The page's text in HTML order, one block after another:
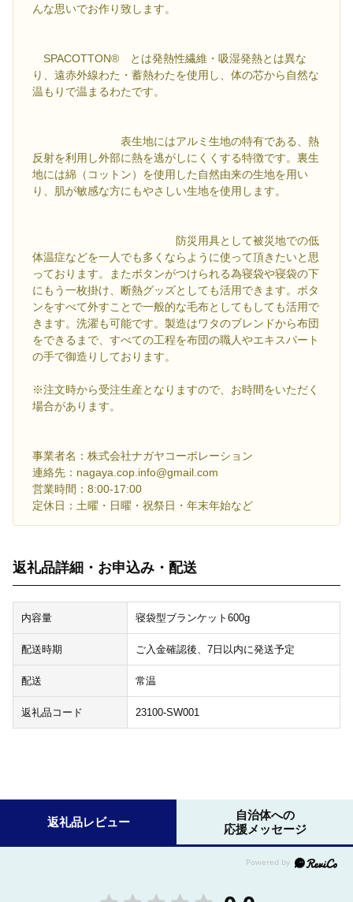
んな思いでお作り致します。
SPACOTTON® とは発熱性繊維・吸湿発熱とは異な
り、遠赤外線わた・蓄熱わたを使用し、体の芯から自然な
温もりで温まるわたです。
表生地にはアルミ生地の特有である、熱
反射を利用し外部に熱を逃がしにくくする特徴です。裏生
地には綿（コットン）を使用した自然由来の生地を用い
り、肌が敏感な方にもやさしい生地を使用します。
防災用具として被災地での低
体温症などを一人でも多くならように使って頂きたいと思
っております。またボタンがつけられる為寝袋や寝袋の下
にもう一枚掛け、断熱グッズとしても活用できます。ボタ
ンをすべて外すことで一般的な毛布としてもしても活用で
きます。洗濯も可能です。製造はワタのブレンドから布団
をできるまで、すべての工程を布団の職人やエキスパート
の手で御造りしております。
※注文時から受注生産となりますので、お時間をいただく
場合があります。
事業者名：株式会社ナガヤコーポレーション
連絡先：nagaya.cop.info@gmail.com
営業時間：8:00-17:00
定休日：土曜・日曜・祝祭日・年末年始など
返礼品詳細・お申込み・配送
内容量 寝袋型ブランケット600g
配送時期 ご入金確認後、7日以内に発送予定
配送 常温
返礼品コード 23100-SW001
返礼品レビュー
自治体への
応援メッセージ